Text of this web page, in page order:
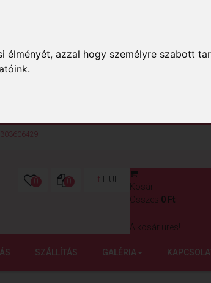
azzal hogy személyre szabott
0 0 Ft HUF
Kosár
Összes: 0 Ft
A kosár üres!
SZÁLLÍTÁS GALÉRIA